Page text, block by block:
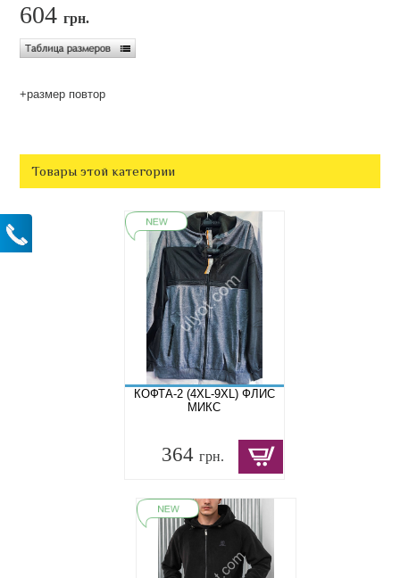
604грн.
+размер повтор
Товары этой категории
КОФТА-2 (4XL-9XL) ФЛИС
МИКС
364 грн.